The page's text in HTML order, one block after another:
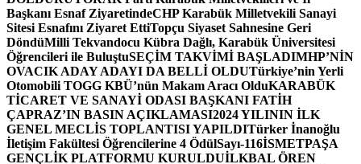
Başkanı Esnaf ZiyaretindeCHP Karabük Milletvekili Sanayi
Sitesi Esnafını Ziyaret EttiTopçu Siyaset Sahnesine Geri
DöndüMilli Tekvandocu Kübra Dağlı, Karabük Üniversitesi
Öğrencileri ile BuluştuSEÇİM TAKVİMİ BAŞLADIMHP’NİN
OVACIK ADAY ADAYI DA BELLİ OLDUTürkiye’nin Yerli
Otomobili TOGG KBÜ’nün Makam Aracı OlduKARABÜK
TİCARET VE SANAYİ ODASI BAŞKANI FATİH
ÇAPRAZ’IN BASIN AÇIKLAMASI2024 YILININ İLK
GENEL MECLİS TOPLANTISI YAPILDITürker İnanoğlu
İletişim Fakültesi Öğrencilerine 4 ÖdülSayı-116İSMETPAŞA
GENÇLİK PLATFORMU KURULDUİLKBAL ÖREN